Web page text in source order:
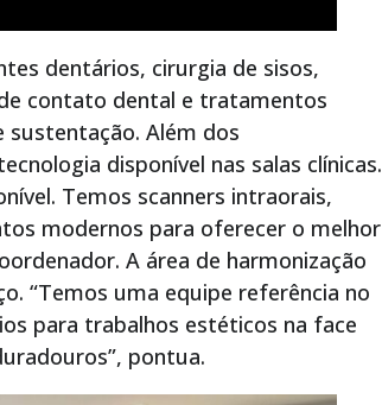
dentários, cirurgia de sisos,
contato dental e tratamentos
Além dos
disponível nas salas clínicas.
Temos scanners intraorais,
modernos para oferecer o melhor
A área de harmonização
“Temos uma equipe referência no
para trabalhos estéticos na face
pontua.